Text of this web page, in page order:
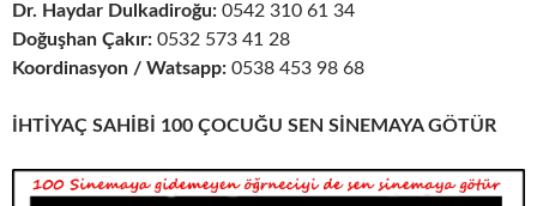
Dr. Haydar Dulkadiroğu: 0542 310 61 34
Doğuşhan Çakır: 0532 573 41 28
Koordinasyon / Watsapp: 0538 453 98 68
İHTİYAÇ SAHİBİ 100 ÇOCUĞU SEN SİNEMAYA GÖTÜR